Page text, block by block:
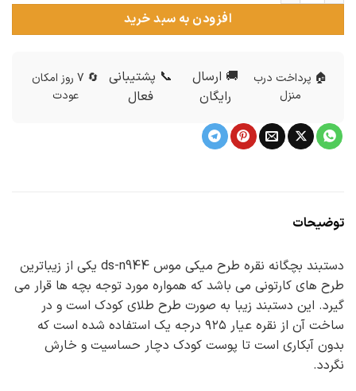
افزودن به سبد خرید
🏠 پرداخت درب
منزل
🚚 ارسال
رایگان
📞 پشتیبانی
فعال
🔄 7 روز امکان
عودت
توضیحات
دستبند بچگانه نقره طرح میکی موس ds-n944 یکی از زیباترین
طرح های کارتونی می باشد که همواره مورد توجه بچه ها قرار می
گیرد. این دستبند زیبا به صورت طرح طلای کودک است و در
ساخت آن از نقره عیار ۹۲۵ درجه یک استفاده شده است که
بدون آبکاری است تا پوست کودک دچار حساسیت و خارش
نگردد.